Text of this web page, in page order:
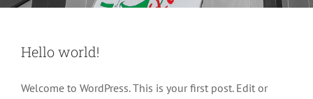
Hello world!
Welcome to WordPress. This is your first post. Edit or